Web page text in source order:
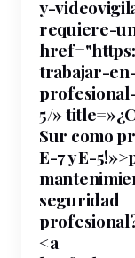
y-
requiere-
trabajar-
profesional
5/»title
Sur como
E-7 y E-
seguridad
<a